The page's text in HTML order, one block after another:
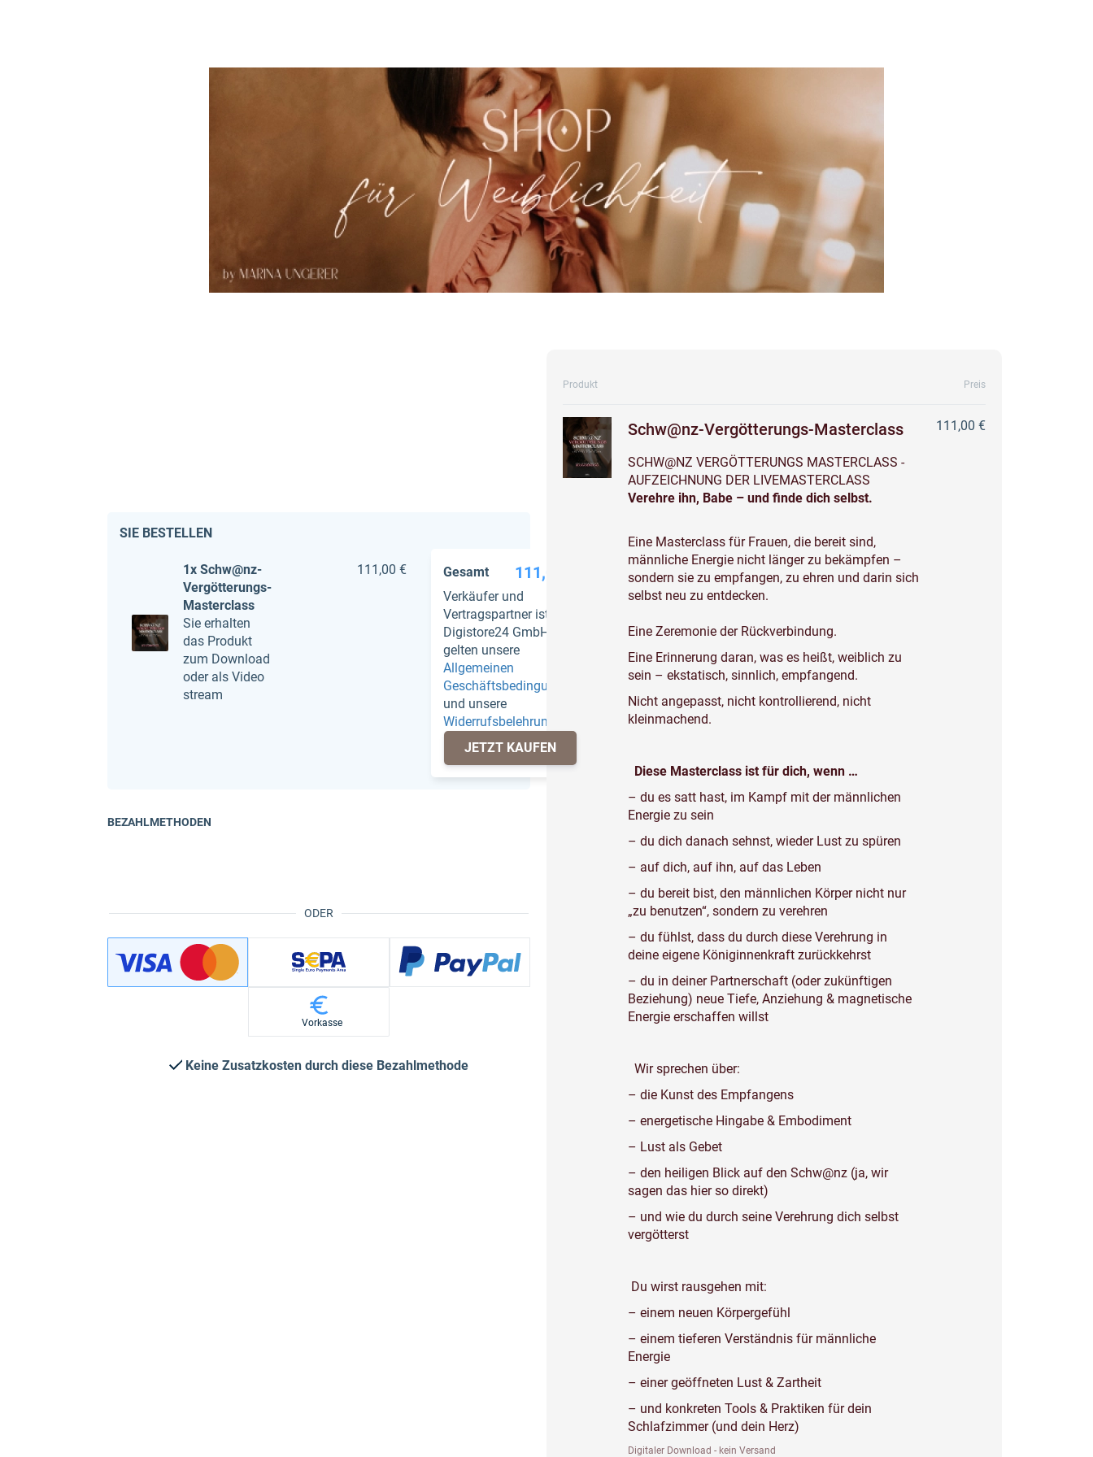
SIE BESTELLEN
1x Schw@nz-
Vergötterungs-
Masterclass
Sie erhalten
das Produkt
zum Download
oder als Video
stream
111,00 € Gesamt 111,00 €
Verkäufer und
Vertragspartner ist
Digistore24 GmbH. Es
gelten unsere
Allgemeinen
Geschäftsbedingungen
und unsere
Widerrufsbelehrung
JETZT KAUFEN
ODER
BEZAHLMETHODEN
Vorkasse
Keine Zusatzkosten durch diese Bezahlmethode
Produkt Preis
Schw@nz-Vergötterungs-Masterclass
SCHW@NZ VERGÖTTERUNGS MASTERCLASS -
AUFZEICHNUNG DER LIVEMASTERCLASS
Verehre ihn, Babe – und finde dich selbst.
Eine Masterclass für Frauen, die bereit sind,
männliche Energie nicht länger zu bekämpfen –
sondern sie zu empfangen, zu ehren und darin sich
selbst neu zu entdecken.
Eine Zeremonie der Rückverbindung.
Eine Erinnerung daran, was es heißt, weiblich zu
sein – ekstatisch, sinnlich, empfangend.
Nicht angepasst, nicht kontrollierend, nicht
kleinmachend.
Diese Masterclass ist für dich, wenn …
– du es satt hast, im Kampf mit der männlichen
Energie zu sein
– du dich danach sehnst, wieder Lust zu spüren
– auf dich, auf ihn, auf das Leben
– du bereit bist, den männlichen Körper nicht nur
„zu benutzen“, sondern zu verehren
– du fühlst, dass du durch diese Verehrung in
deine eigene Königinnenkraft zurückkehrst
– du in deiner Partnerschaft (oder zukünftigen
Beziehung) neue Tiefe, Anziehung & magnetische
Energie erschaffen willst
Wir sprechen über:
– die Kunst des Empfangens
– energetische Hingabe & Embodiment
– Lust als Gebet
– den heiligen Blick auf den Schw@nz (ja, wir
sagen das hier so direkt)
– und wie du durch seine Verehrung dich selbst
vergötterst
Du wirst rausgehen mit:
– einem neuen Körpergefühl
– einem tieferen Verständnis für männliche
Energie
– einer geöffneten Lust & Zartheit
– und konkreten Tools & Praktiken für dein
Schlafzimmer (und dein Herz)
Digitaler Download - kein Versand
111,00 €